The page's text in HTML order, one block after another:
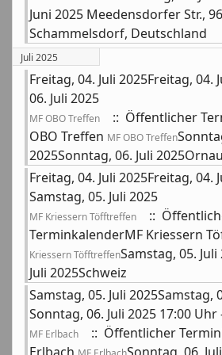
Juni 2025 Meedensdorfer Str.,
Schammelsdorf, Deutschland
Juli 2025
Freitag, 04. Juli 2025Freitag, 04.
06. Juli 2025
MF OBO Treffen
:: Öffentlicher
OBO Treffen MF OBO Treffen
2025Sonntag, 06. Juli 2025Ornau
Freitag, 04. Juli 2025Freitag, 04.
Samstag, 05. Juli 2025
MF Kriessern Töfftreffen
::
TerminkalenderMF Kriessern
Kriessern TöfftreffenSamstag, 05.
Juli 2025Schweiz
Samstag, 05. Juli 2025Samstag,
Sonntag, 06. Juli 2025 17:00 Uhr
MF Erlbach
:: Öffentlicher